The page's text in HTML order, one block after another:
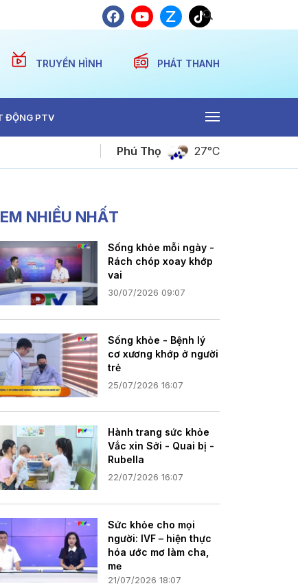
TRUYỀN HÌNH PHÁT THANH
ĐỘNG PTV
Tiếng Mường - Khi chính sách tạo sinh kế bền
Phú Thọ 27°C
NHIỀU NHẤT
Sống khỏe mỗi ngày -
Rách chóp xoay khớp
vai
30/07/2026 09:07
Sống khỏe - Bệnh lý
cơ xương khớp ở người
trẻ
25/07/2026 16:07
Hành trang sức khỏe
Vắc xin Sởi - Quai bị -
Rubella
22/07/2026 16:07
Sức khỏe cho mọi
người: IVF – hiện thực
hóa ước mơ làm cha,
mẹ
21/07/2026 18:07